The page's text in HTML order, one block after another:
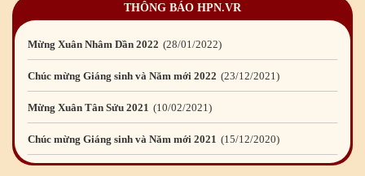
THÔNG BÁO HPN.VR
Mừng Xuân Nhâm Dần 2022 28/01/2022
Chúc mừng Giáng sinh và Năm mới 2022
Mừng Xuân Tân Sửu 2021 10/02/2021
Chúc mừng Giáng sinh và Năm mới 2021
Mừng Xuân Canh Tý 2020 22/01/2020